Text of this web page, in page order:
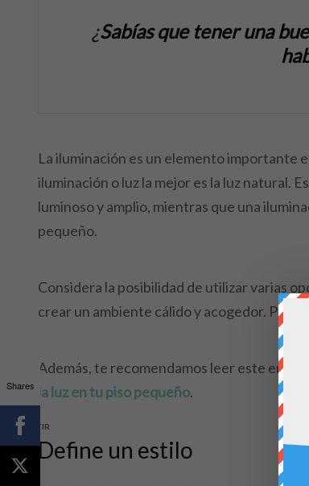
COMPARTIR
¿Sabías que tener una
La iluminación es un elemento importante
iluminación o luz la mejor es la luz natural.
luminoso y amplio, mientras que una
pequeño.
Considera la posibilidad de utilizar varias
crear un ambiente cálido y acogedor. Para
Además, te recomendamos leer este
la luz en tu piso pequeño.
Define un estilo
Shares